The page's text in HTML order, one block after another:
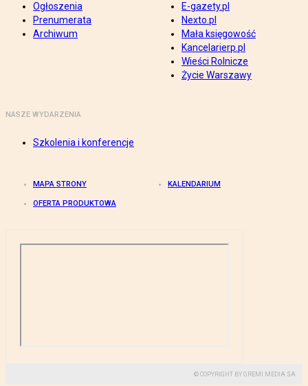
Ogłoszenia
Prenumerata
Archiwum
E-gazety.pl
Nexto.pl
Mała księgowość
Kancelarierp.pl
Wieści Rolnicze
Życie Warszawy
NASZE WYDARZENIA
Szkolenia i konferencje
MAPA STRONY KALENDARIUM
OFERTA PRODUKTOWA
© COPYRIGHT BY GREMI MEDIA SA